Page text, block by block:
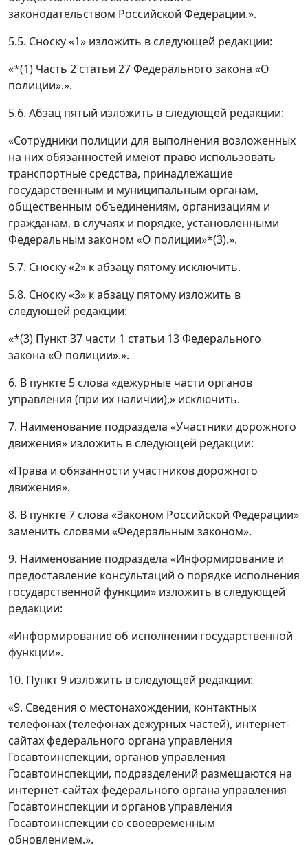
законодательством Российской Федерации.».
5.5. Сноску «1» изложить в следующей редакции:
«*(1) Часть 2 статьи 27 Федерального закона «О
полиции».».
5.6. Абзац пятый изложить в следующей редакции:
«Сотрудники полиции для выполнения возложенных
на них обязанностей имеют право использовать
транспортные средства, принадлежащие
государственным и муниципальным органам,
общественным объединениям, организациям и
гражданам, в случаях и порядке, установленными
Федеральным законом «О полиции»*(3).».
5.7. Сноску «2» к абзацу пятому исключить.
5.8. Сноску «3» к абзацу пятому изложить в
следующей редакции:
«*(3) Пункт 37 части 1 статьи 13 Федерального
закона «О полиции».».
6. В пункте 5 слова «дежурные части органов
управления (при их наличии),» исключить.
7. Наименование подраздела «Участники дорожного
движения» изложить в следующей редакции:
«Права и обязанности участников дорожного
движения».
8. В пункте 7 слова «Законом Российской Федерации»
заменить словами «Федеральным законом».
9. Наименование подраздела «Информирование и
предоставление консультаций о порядке исполнения
государственной функции» изложить в следующей
редакции:
«Информирование об исполнении государственной
функции».
10. Пункт 9 изложить в следующей редакции:
«9. Сведения о местонахождении, контактных
телефонах (телефонах дежурных частей), интернет-
сайтах федерального органа управления
Госавтоинспекции, органов управления
Госавтоинспекции, подразделений размещаются на
интернет-сайтах федерального органа управления
Госавтоинспекции и органов управления
Госавтоинспекции со своевременным
обновлением.».